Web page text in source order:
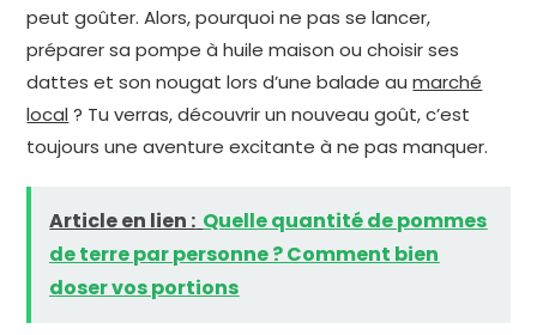
peut goûter. Alors, pourquoi ne pas se lancer,
préparer sa pompe à huile maison ou choisir ses
dattes et son nougat lors d’une balade aumarché
local ? Tu verras, découvrir un nouveau goût, c’est
toujours une aventure excitante à ne pas manquer.
Article en lien : Quelle quantité de pommes
de terre par personne ? Comment bien
doser vos portions